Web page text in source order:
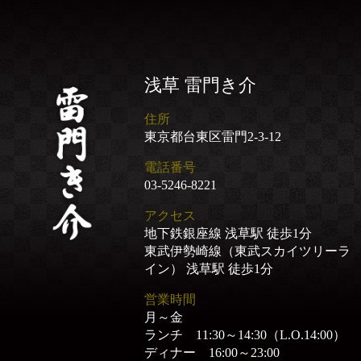
浅草 雷門き介
住所
東京都台東区雷門2-3-12
電話番号
03-5246-8221
アクセス
地下鉄銀座線 浅草駅 徒歩1分
東武伊勢崎線（東武スカイツリーラ
イン） 浅草駅 徒歩1分
営業時間
月～金
ランチ 11:30～14:30（L.O.14:00）
ディナー 16:00～23:00